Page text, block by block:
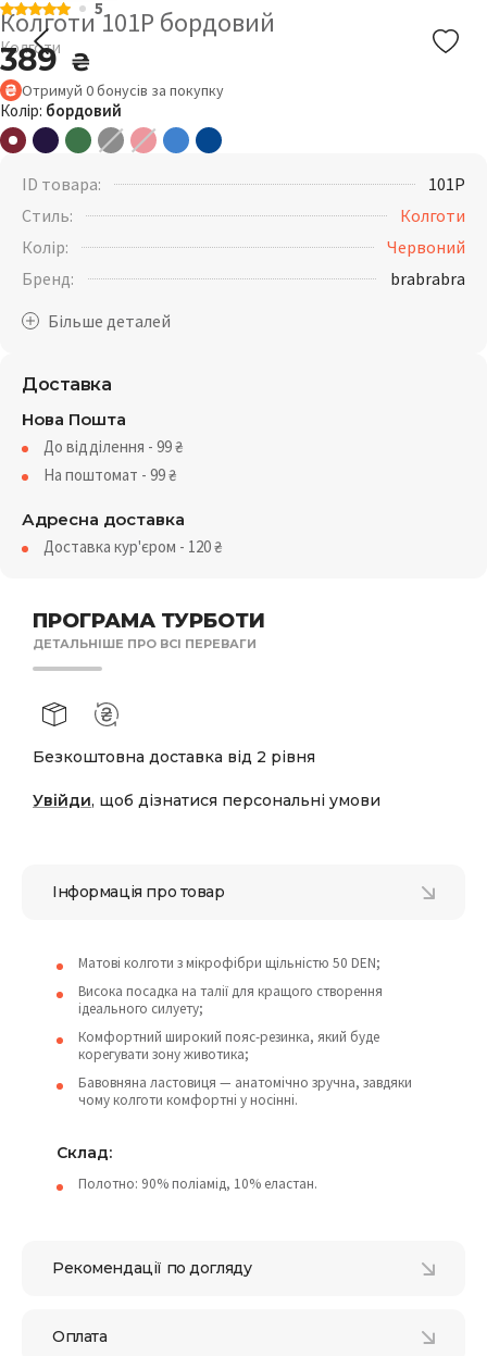
5
Колготи 101P бордовий
Колготи
389 ₴
Отримуй 0бонусів за покупку
Колір: бордовий
ПРОГРАМА ТУРБОТИ
ДЕТАЛЬНІШЕ ПРО ВСІ ПЕРЕВАГИ
Безкоштовна доставка від 2 рівня
Увійди, щоб дізнатися персональні умови
ID товара:
101P
Стиль:
Колготи
Колір:
Червоний
Бренд:
brabrabra
Доставка
Нова Пошта
До відділення - 99₴
На поштомат - 99₴
Адресна доставка
Доставка кур'єром - 120₴
Інформація про товар
Матові колготи з мікрофібри щільністю 50 DEN;
Висока посадка на талії для кращого створення
ідеального силуету;
Комфортний широкий пояс-резинка, який буде
корегувати зону животика;
Бавовняна ластовиця — анатомічно зручна, завдяки
чому колготи комфортні у носінні.
Склад:
Полотно: 90% поліамід, 10% еластан.
Рекомендації по догляду
Оплата